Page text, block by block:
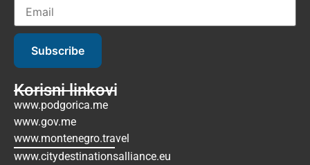
Subscribe
Korisni linkovi
www.podgorica.me
www.gov.me
www.montenegro.travel
www.citydestinationsalliance.eu